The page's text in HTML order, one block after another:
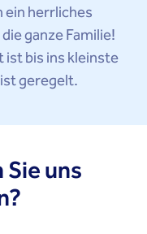
ein herrliches
ganze Familie!
bis ins kleinste
geregelt.
uns